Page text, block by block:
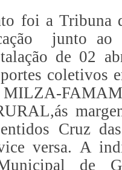
foi a Tribuna
junto ao
de 02
coletivos
Cruz
versa. A
de